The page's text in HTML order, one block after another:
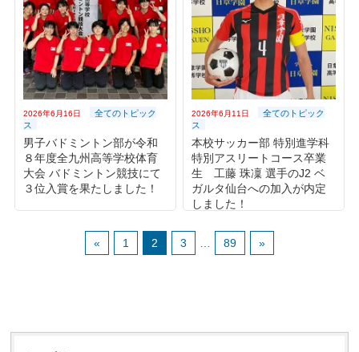
2026年6月16日
全てのトピック
ス
男子バドミントン部が令和
８年度全九州高等学校体育
大会 バドミントン競技にて
３位入賞を果たしました！
2026年6月11日
全てのトピック
ス
本校サッカー部 特別進学科
特別アスリートコース卒業
生 工藤 珠凜 選手のJ2 ベ
ガルタ仙台への加入が内定
しました！
« 1 2 3 89 »